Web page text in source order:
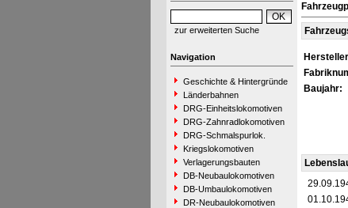
zur erweiterten Suche
Navigation
Geschichte & Hintergründe
Länderbahnen
DRG-Einheitslokomotiven
DRG-Zahnradlokomotiven
DRG-Schmalspurlok.
Kriegslokomotiven
Verlagerungsbauten
DB-Neubaulokomotiven
DB-Umbaulokomotiven
DR-Neubaulokomotiven
Baujahr: